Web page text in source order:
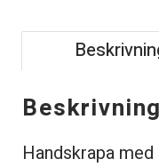
Beskrivning
Handskrapa